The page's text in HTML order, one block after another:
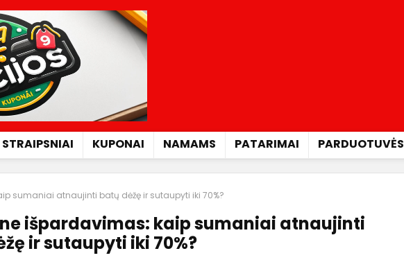
STRAIPSNIAI KUPONAI NAMAMS PATARIMAI PARDUOTUVĖS
sumaniai atnaujinti batų dėžę ir sutaupyti iki 70%?
išpardavimas: kaip sumaniai atnaujinti
ir sutaupyti iki 70%?